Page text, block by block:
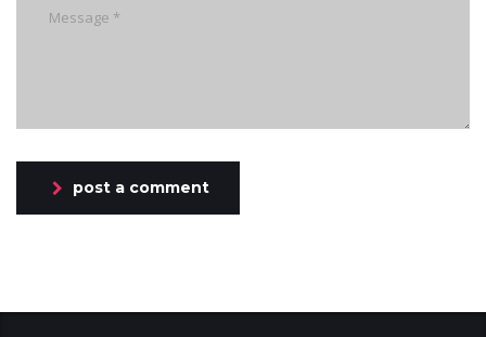
post a comment